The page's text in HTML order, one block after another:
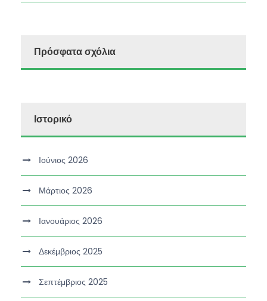
Πρόσφατα σχόλια
Ιστορικό
Ιούνιος 2026
Μάρτιος 2026
Ιανουάριος 2026
Δεκέμβριος 2025
Σεπτέμβριος 2025